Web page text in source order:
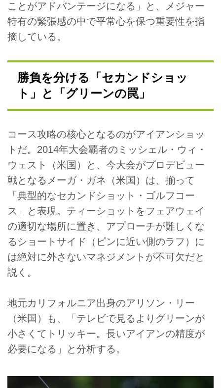
ことがアドバンテージになる」と、メジャー
特有の緊張感の中で平常心を保つ重要性を指
摘している。
勝負を分ける「セカンドショッ
ト」と「グリーンの罠」
コース攻略の核心となるのがアイアンショッ
トだ。2014年大会覇者のミッシェル・ウィ・
ウェスト（米国）と、今大会がプロデビュー
戦となるメーガ・ガネ（米国）は、揃って
「典型的なセカンドショット・ゴルフコー
ス」と表現。ティーショットをフェアウェイ
の適切な場所に置き、アプローチが難しくな
るショートサイド（ピンに近い側のラフ）に
は絶対に外さないマネジメントが不可欠だと
説く。
地元カリフォルニア出身のアリソン・リー
（米国）も、「テレビで見るよりグリーンが
小さくてトリッキー。長いアイアンの精度が
必要になる」と分析する。